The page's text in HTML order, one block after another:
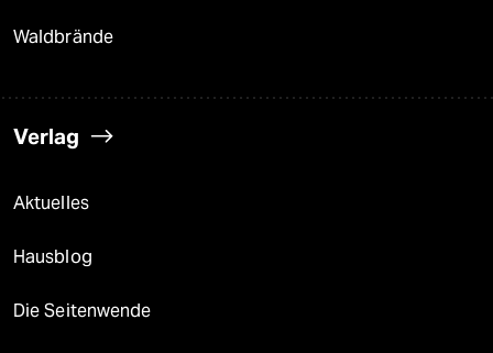
Waldbrände
Verlag
Aktuelles
Hausblog
Die Seitenwende